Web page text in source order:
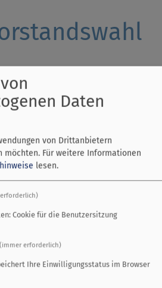
leiten - darum geht es im
sind im KV: acht gewählte, zwei
Kirchenvorsteherinnen
sowie drei Pfarrpersonen und
Beginn der neuen
sind wir gemeinsam
am Starnberger See haben
unser Team und unsere
Zeit reflektiert und Ideen
Daten
von Drittanbietern
möchten. Für weitere Informationen
lesen.
Cookie für die Benutzersitzung
(immer erforderlich)
Ihre Einwilligungsstatus im Browser